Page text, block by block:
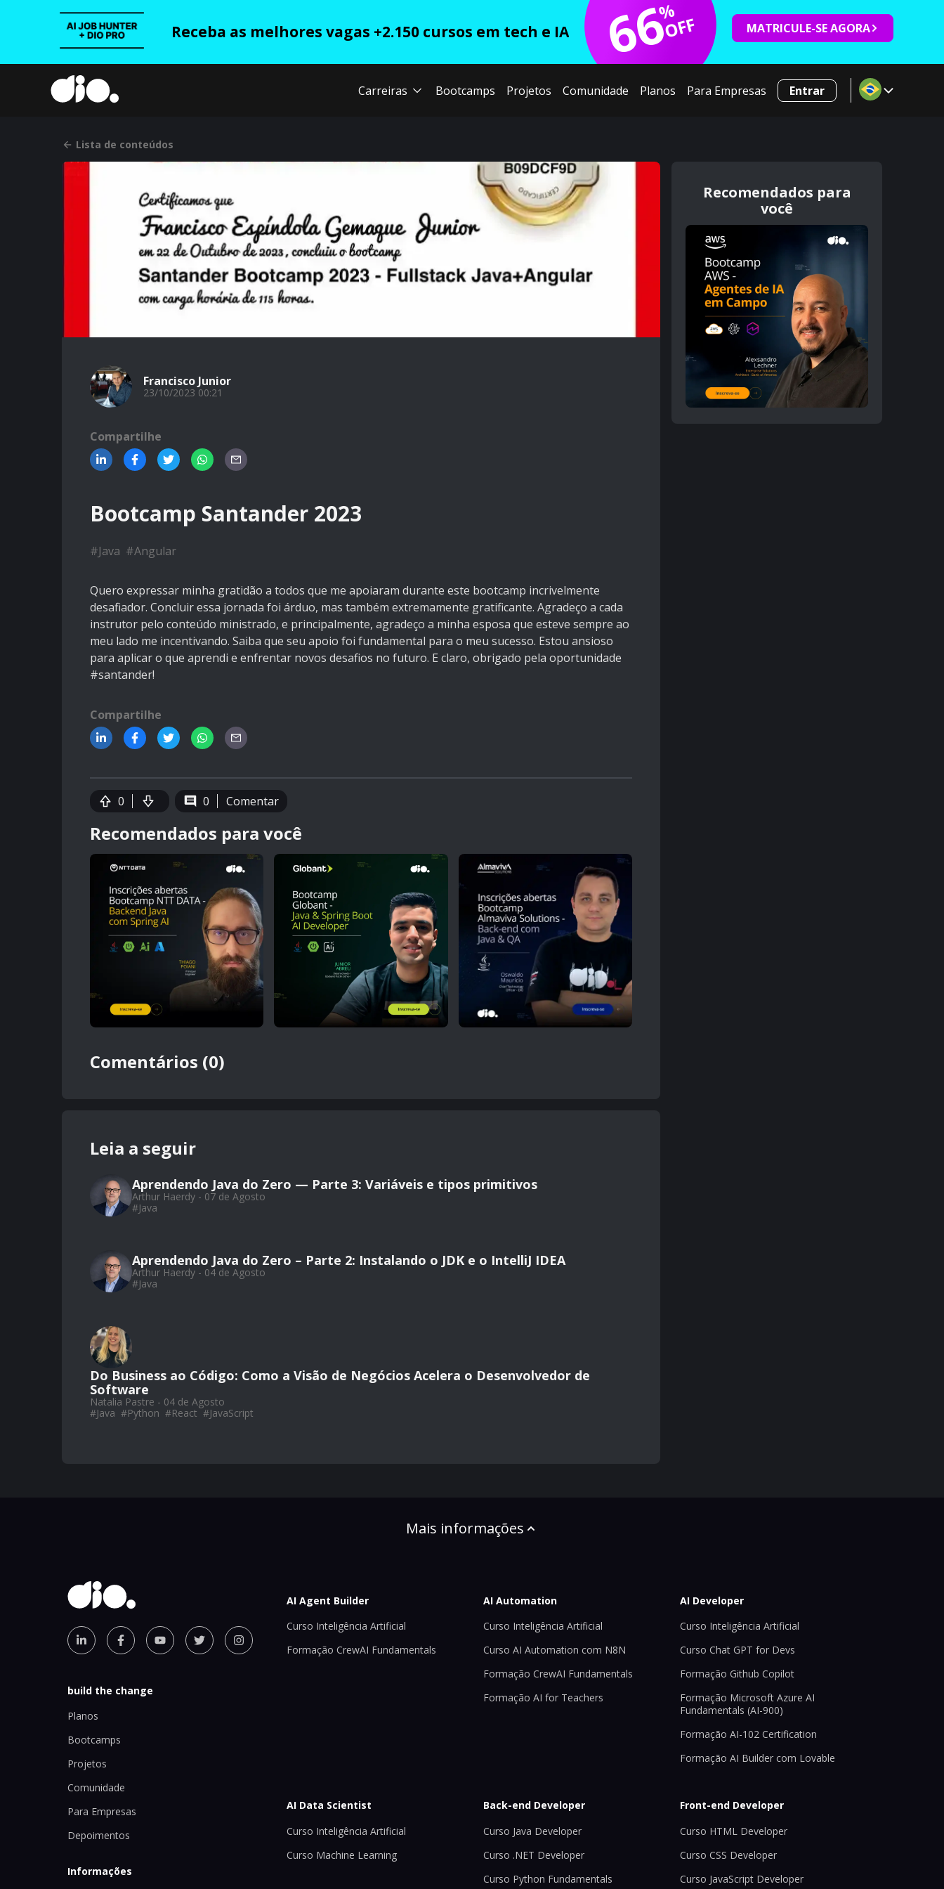
Receba as melhores vagas +2.150 cursos em tech e IA 66
%
OFF MATRICULE-SE AGORA
Carreiras Bootcamps Projetos Comunidade Planos Para Empresas Entrar
Lista de conteúdos
Francisco Junior
23/10/2023 00:21
Compartilhe
Bootcamp Santander 2023
#Java #Angular
Quero expressar minha gratidão a todos que me apoiaram durante este bootcamp incrivelmente
desafiador. Concluir essa jornada foi árduo, mas também extremamente gratificante. Agradeço a cada
instrutor pelo conteúdo ministrado, e principalmente, agradeço a minha esposa que esteve sempre ao
meu lado me incentivando. Saiba que seu apoio foi fundamental para o meu sucesso. Estou ansioso
para aplicar o que aprendi e enfrentar novos desafios no futuro. E claro, obrigado pela oportunidade
#santander!
Compartilhe
0 0 Comentar
Recomendados para você
Comentários (0)
Leia a seguir
Aprendendo Java do Zero — Parte 3: Variáveis e tipos primitivos
Arthur Haerdy - 07 de Agosto
#Java
Aprendendo Java do Zero – Parte 2: Instalando o JDK e o IntelliJ IDEA
Arthur Haerdy - 04 de Agosto
#Java
Do Business ao Código: Como a Visão de Negócios Acelera o Desenvolvedor de
Software
Natalia Pastre - 04 de Agosto
#Java #Python #React #JavaScript
Recomendados para
você
Mais informações
build the change
Planos
Bootcamps
Projetos
Comunidade
Para Empresas
Depoimentos
Informações
AI Agent Builder
Curso Inteligência Artificial
Formação CrewAI Fundamentals
AI Automation
Curso Inteligência Artificial
Curso AI Automation com N8N
Formação CrewAI Fundamentals
Formação AI for Teachers
AI Developer
Curso Inteligência Artificial
Curso Chat GPT for Devs
Formação Github Copilot
Formação Microsoft Azure AI
Fundamentals (AI-900)
Formação AI-102 Certification
Formação AI Builder com Lovable
AI Data Scientist
Curso Inteligência Artificial
Curso Machine Learning
Back-end Developer
Curso Java Developer
Curso .NET Developer
Curso Python Fundamentals
Front-end Developer
Curso HTML Developer
Curso CSS Developer
Curso JavaScript Developer